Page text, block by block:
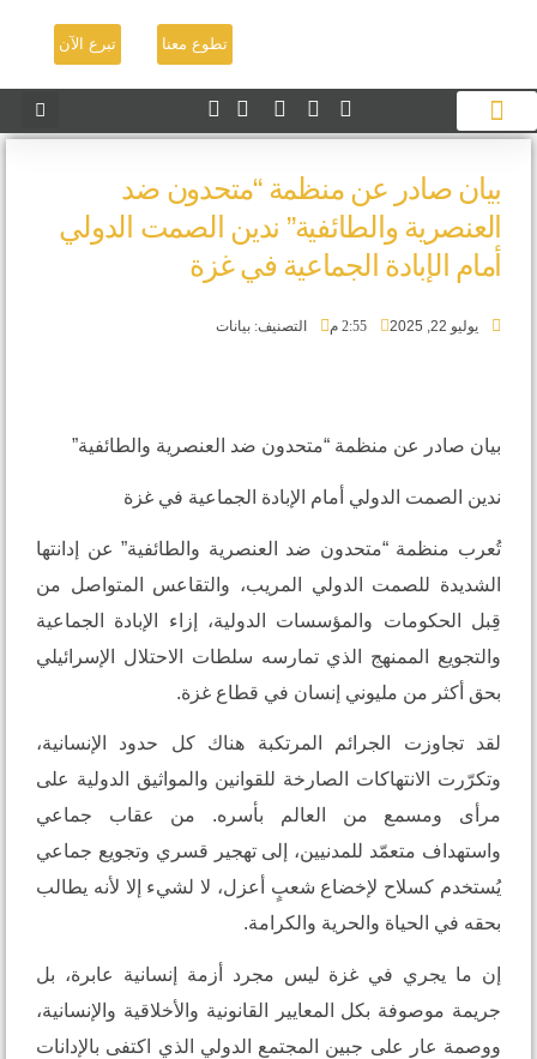
تبرع الآن
عن منظمة “متحدون ضد
والطائفية” ندين الصمت الدولي
الجماعية في غزة
2:55 م التصنيف: بيانات
عن منظمة “متحدون ضد العنصرية والطائفية”
الدولي أمام الإبادة الجماعية في غزة
“متحدون ضد العنصرية والطائفية” عن إدانتها
للصمت الدولي المريب، والتقاعس المتواصل من
والمؤسسات الدولية، إزاء الإبادة الجماعية
الممنهج الذي تمارسه سلطات الاحتلال الإسرائيلي
من مليوني إنسان في قطاع غزة.
الجرائم المرتكبة هناك كل حدود الإنسانية،
الصارخة للقوانين والمواثيق الدولية على
من العالم بأسره. من عقاب جماعي
متعمّد للمدنيين، إلى تهجير قسري وتجويع جماعي
لإخضاع شعبٍ أعزل، لا لشيء إلا لأنه يطالب
والحرية والكرامة.
في غزة ليس مجرد أزمة إنسانية عابرة، بل
بكل المعايير القانونية والأخلاقية والإنسانية،
على جبين المجتمع الدولي الذي اكتفى بالإدانات